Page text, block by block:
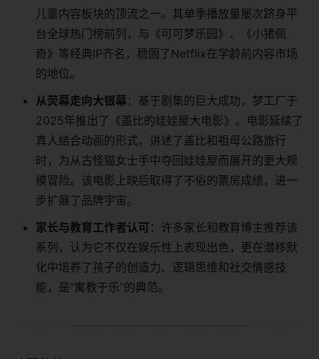
儿童内容板块的顶流之一。其单季播放量屡次跻身平
台全球热门榜前列，与《可可梦乐园》、《小猪佩
奇》等经典IP齐名，稳固了Netflix在学龄前内容市场
的地位。
从荧幕走向大银幕 ：基于剧集的巨大成功，梦工厂于
2025年推出了《盖比的娃娃屋大电影》。电影延续了
真人结合动画的形式，讲述了盖比和祖母公路旅行
时，为从古怪猫女士手中夺回娃娃屋而展开的更大规
模冒险。该电影上映后取得了不俗的票房成绩，进一
步扩展了品牌宇宙。
家长与教育工作者认可 ：许多家长和教育博主推荐该
系列，认为它不仅在娱乐性上表现出色，更在潜移默
化中培养了孩子的创造力、逻辑思维和社交情感技
能，是“寓教于乐”的典范。